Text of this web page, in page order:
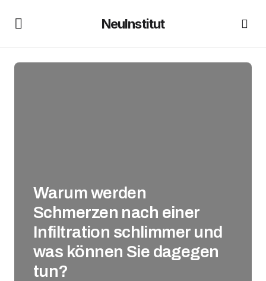
NeuInstitut
Warum werden
Schmerzen nach einer
Infiltration schlimmer und
was können Sie dagegen
tun?